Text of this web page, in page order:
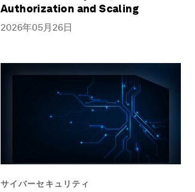
Authorization and Scaling
2026年05月26日
サイバーセキュリティ